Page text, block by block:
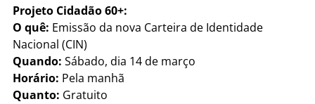
Projeto Cidadão 60+:
O quê: Emissão da nova Carteira de Identidade
Nacional (CIN)
Quando: Sábado, dia 14 de março
Horário: Pela manhã
Quanto: Gratuito